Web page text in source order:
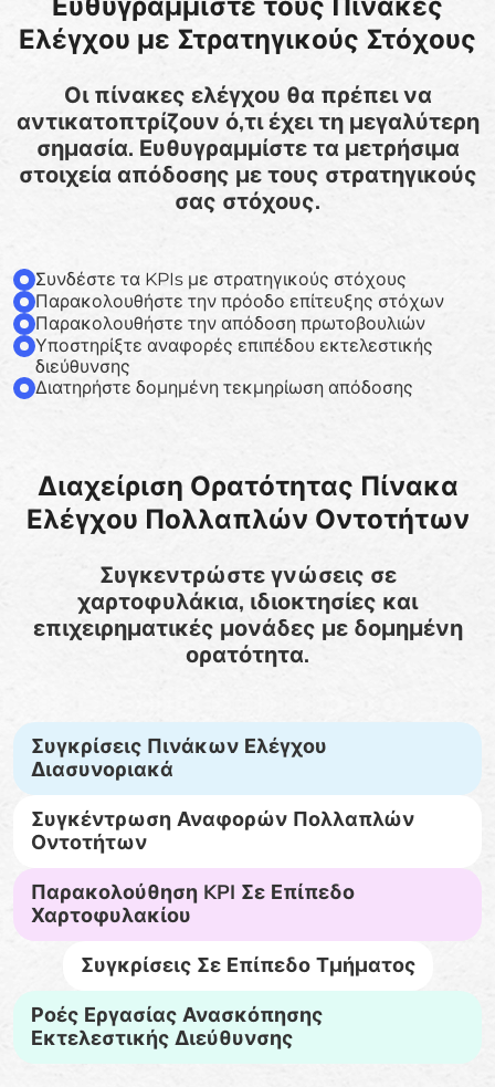
Ελέγχου με Στρατηγικούς Στόχους
Οι πίνακες ελέγχου θα πρέπει να
αντικατοπτρίζουν ό,τι έχει τη μεγαλύτερη
σημασία. Ευθυγραμμίστε τα μετρήσιμα
στοιχεία απόδοσης με τους στρατηγικούς
σας στόχους.
Συνδέστε τα KPIs με στρατηγικούς στόχους
Παρακολουθήστε την πρόοδο επίτευξης στόχων
Παρακολουθήστε την απόδοση πρωτοβουλιών
Υποστηρίξτε αναφορές επιπέδου εκτελεστικής
διεύθυνσης
Διατηρήστε δομημένη τεκμηρίωση απόδοσης
Διαχείριση Ορατότητας Πίνακα
Ελέγχου Πολλαπλών Οντοτήτων
Συγκεντρώστε γνώσεις σε
χαρτοφυλάκια, ιδιοκτησίες και
επιχειρηματικές μονάδες με δομημένη
ορατότητα.
Συγκρίσεις Πινάκων Ελέγχου
Διασυνοριακά
Συγκέντρωση Αναφορών Πολλαπλών
Οντοτήτων
Παρακολούθηση KPI Σε Επίπεδο
Χαρτοφυλακίου
Συγκρίσεις Σε Επίπεδο Τμήματος
Ροές Εργασίας Ανασκόπησης
Εκτελεστικής Διεύθυνσης